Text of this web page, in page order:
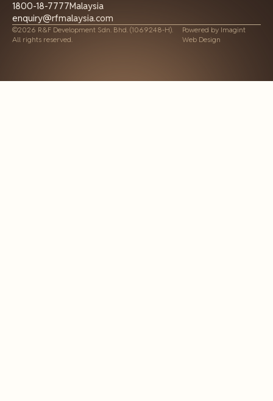
1800-18-7777Malaysia
enquiry@rfmalaysia.com
©2026 R&F Development Sdn. Bhd. (1069248-H).
All rights reserved.
Powered by Imagint
Web Design